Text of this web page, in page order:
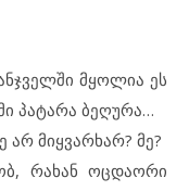
მყოლია ეს
პატარა ბეღურა…
მიყვარხარ? მე?
რახან ოცდაორი